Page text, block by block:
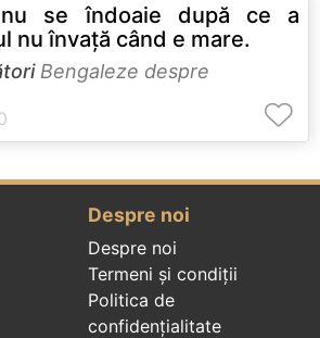
nu se îndoaie după ce a
nu învaţă când e mare.
Bengaleze despre
Despre noi
Despre noi
Termeni și condiții
Politica de
confidenţialitate